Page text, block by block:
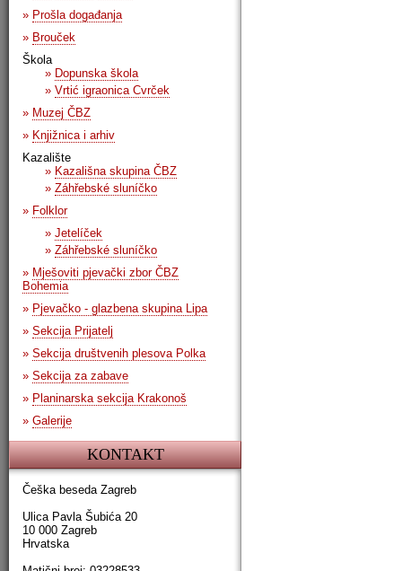
» Prošla događanja
» Brouček
Škola
» Dopunska škola
» Vrtić igraonica Cvrček
» Muzej ČBZ
» Knjižnica i arhiv
Kazalište
» Kazališna skupina ČBZ
» Záhřebské sluníčko
» Folklor
» Jetelíček
» Záhřebské sluníčko
» Mješoviti pjevački zbor ČBZ
Bohemia
» Pjevačko - glazbena skupina Lipa
» Sekcija Prijatelj
» Sekcija društvenih plesova Polka
» Sekcija za zabave
» Planinarska sekcija Krakonoš
» Galerije
KONTAKT
Češka beseda Zagreb
Ulica Pavla Šubića 20
10 000 Zagreb
Hrvatska